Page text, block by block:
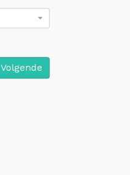
Volgende